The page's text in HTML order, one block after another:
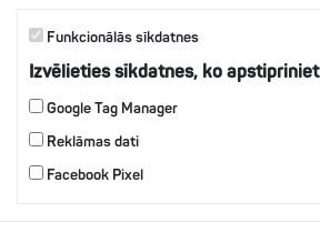
Funkcionālās sīkdatnes
Izvēlieties sīkdatnes, ko apstipriniet
Google Tag Manager
Reklāmas dati
Facebook Pixel